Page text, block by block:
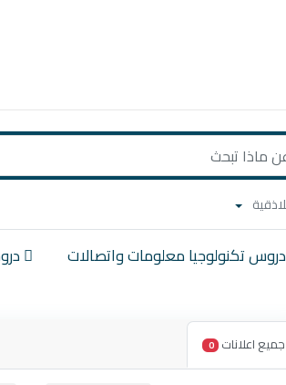
دروس تكنولوجيا معلومات واتصالات
جميع اعلانات 0